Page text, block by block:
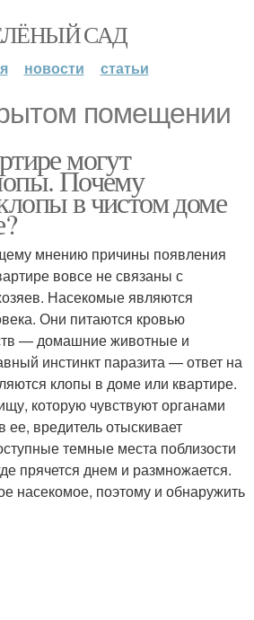
САД
новости статьи
помещении
могут
Почему
в чистом доме
мнению причины появления
вовсе не связаны с
Насекомые являются
Они питаются кровью
— домашние животные и
инстинкт паразита — ответ на
клопы в доме или квартире.
которую чувствуют органами
вредитель отыскивает
темные места поблизости
прячется днем и размножается.
насекомое, поэтому и обнаружить